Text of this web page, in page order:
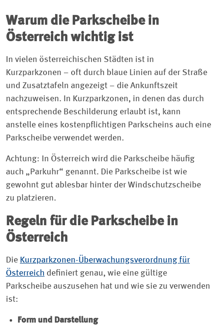
Warum die Parkscheibe in
Österreich wichtig ist
In vielen österreichischen Städten ist in
Kurzparkzonen – oft durch blaue Linien auf der Straße
und Zusatztafeln angezeigt – die Ankunftszeit
nachzuweisen. In Kurzparkzonen, in denen das durch
entsprechende Beschilderung erlaubt ist, kann
anstelle eines kostenpflichtigen Parkscheins auch eine
Parkscheibe verwendet werden.
Achtung: In Österreich wird die Parkscheibe häufig
auch „Parkuhr“ genannt. Die Parkscheibe ist wie
gewohnt gut ablesbar hinter der Windschutzscheibe
zu platzieren.
Regeln für die Parkscheibe in
Österreich
Die Kurzparkzonen-Überwachungsverordnung für
Österreich definiert genau, wie eine gültige
Parkscheibe auszusehen hat und wie sie zu verwenden
ist:
Form und Darstellung